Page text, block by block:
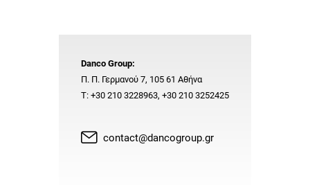
Danco Group:
Π. Π. Γερμανού 7, 105 61 Αθήνα
Τ: +30 210 3228963, +30 210 3252425
contact@dancogroup.gr